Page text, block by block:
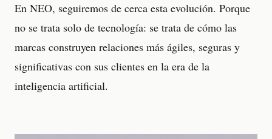
En NEO, seguiremos de cerca esta evolución. Porque
no se trata solo de tecnología: se trata de cómo las
marcas construyen relaciones más ágiles, seguras y
significativas con sus clientes en la era de la
inteligencia artificial.